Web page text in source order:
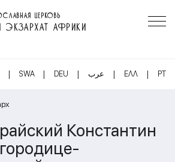
ЦЕРКОВЬ
ЭКЗАРХАТ АФРИКИ
| SWA | DEU | عرب | ΕΛΛ | PT
Константин